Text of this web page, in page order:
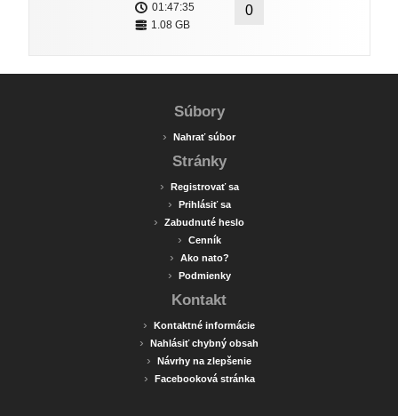
01:47:35
1.08 GB
0
Súbory
› Nahrať súbor
Stránky
› Registrovať sa
› Prihlásiť sa
› Zabudnuté heslo
› Cenník
› Ako nato?
› Podmienky
Kontakt
› Kontaktné informácie
› Nahlásiť chybný obsah
› Návrhy na zlepšenie
› Facebooková stránka